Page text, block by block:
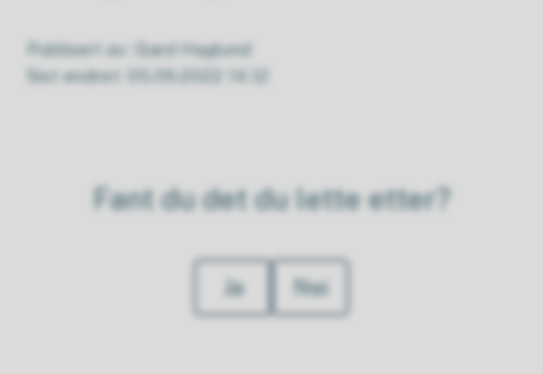
Publisert av
Gard Haglund
Sist endret
05.09.2022 14.12
Fant du det du lette etter?
Ja Nei